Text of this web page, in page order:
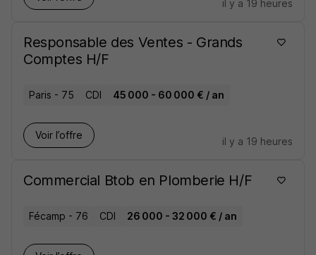
il y a 19 heures
Responsable des Ventes - Grands
Comptes H/F
Paris - 75 CDI 45 000 - 60 000 € / an
Voir l’offre
il y a 19 heures
Commercial Btob en Plomberie H/F
Fécamp - 76 CDI 26 000 - 32 000 € / an